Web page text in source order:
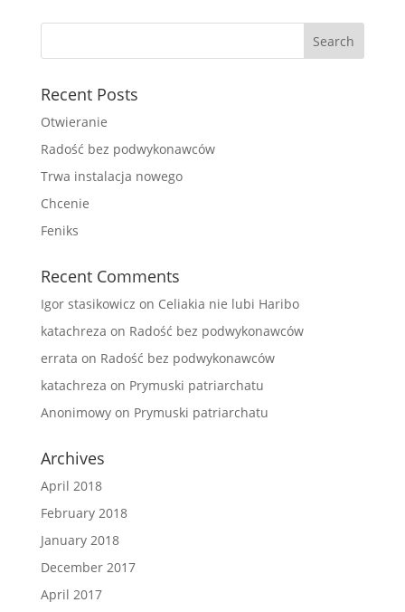
Recent Posts
Otwieranie
Radość bez podwykonawców
Trwa instalacja nowego
Chcenie
Feniks
Recent Comments
Igor stasikowicz on Celiakia nie lubi Haribo
katachreza on Radość bez podwykonawców
errata on Radość bez podwykonawców
katachreza on Prymuski patriarchatu
Anonimowyon Prymuski patriarchatu
Archives
April 2018
February 2018
January 2018
December 2017
April 2017